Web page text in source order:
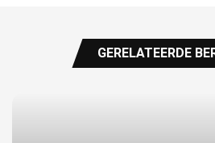
GERELATEERDE